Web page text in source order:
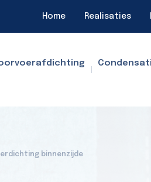
Home Realisaties
binnenzijde